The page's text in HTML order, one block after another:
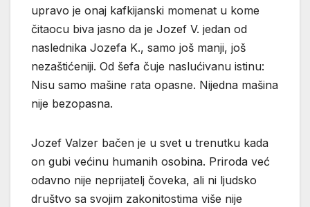
upravo je onaj kafkijanski momenat u kome
čitaocu biva jasno da je Jozef V. jedan od
naslednika Jozefa K., samo još manji, još
nezaštićeniji. Od šefa čuje naslućivanu istinu:
Nisu samo mašine rata opasne. Nijedna mašina
nije bezopasna.
Jozef Valzer bačen je u svet u trenutku kada
on gubi većinu humanih osobina. Priroda već
odavno nije neprijatelj čoveka, ali ni ljudsko
društvo sa svojim zakonitostima više nije